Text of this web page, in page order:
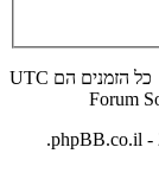
כל הזמנים הם UTC